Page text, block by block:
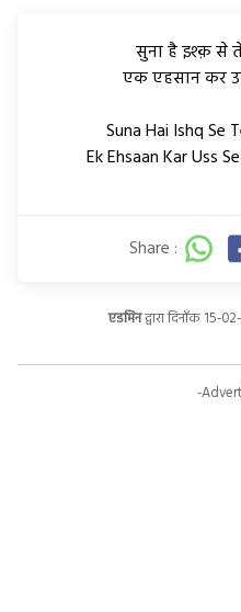
सुना है इश्क़ से
एक एहसान कर
Suna Hai Ishq Se
Ek Ehsaan Kar Uss
Share :
एडमिनद्वारा दिनाँक 15-
-